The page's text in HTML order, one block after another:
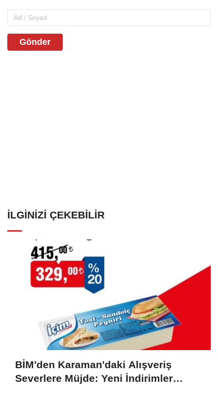
Gönder
İLGINIZI ÇEKEBILIR
BİM'den Karaman'daki Alışveriş
Severlere Müjde: Yeni İndirimler